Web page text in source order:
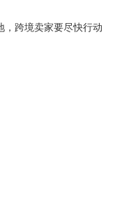
，跨境卖家要尽快行动